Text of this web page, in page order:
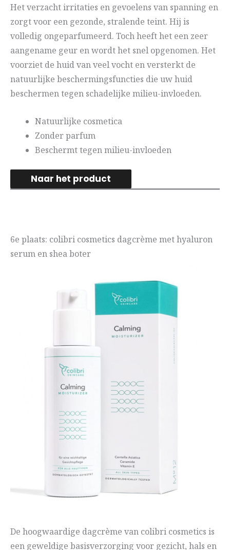
Het verzacht irritaties en gevoelens van spanning en
zorgt voor een gezonde, stralende teint. Hij is
volledig ongeparfumeerd. Toch heeft het een zeer
aangename geur en wordt het snel opgenomen. Het
voorziet de huid van veel vocht en versterkt de
natuurlijke beschermingsfuncties die uw huid
beschermen tegen schadelijke milieu-invloeden.
Natuurlijke cosmetica
Zonder parfum
Beschermt tegen milieu-invloeden
Naar het product
6e plaats: colibri cosmetics dagcrème met hyaluron
serum en shea boter
De hoogwaardige dagcrème van colibri cosmetics is
een geweldige basisverzorging voor gezicht, hals en